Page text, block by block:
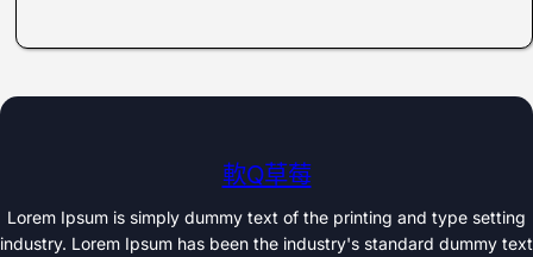
軟Q草莓
Lorem Ipsum is simply dummy text of the printing and type setting
industry. Lorem Ipsum has been the industry's standard dummy text